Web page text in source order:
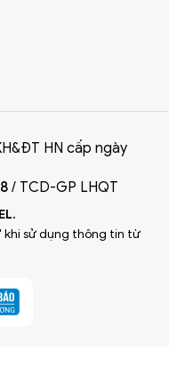
HN cấp ngày
/ TCD-GP LHQT
khi sử dụng thông tin từ